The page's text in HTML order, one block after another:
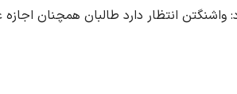
انتظار دارد طالبان همچنان اجازه